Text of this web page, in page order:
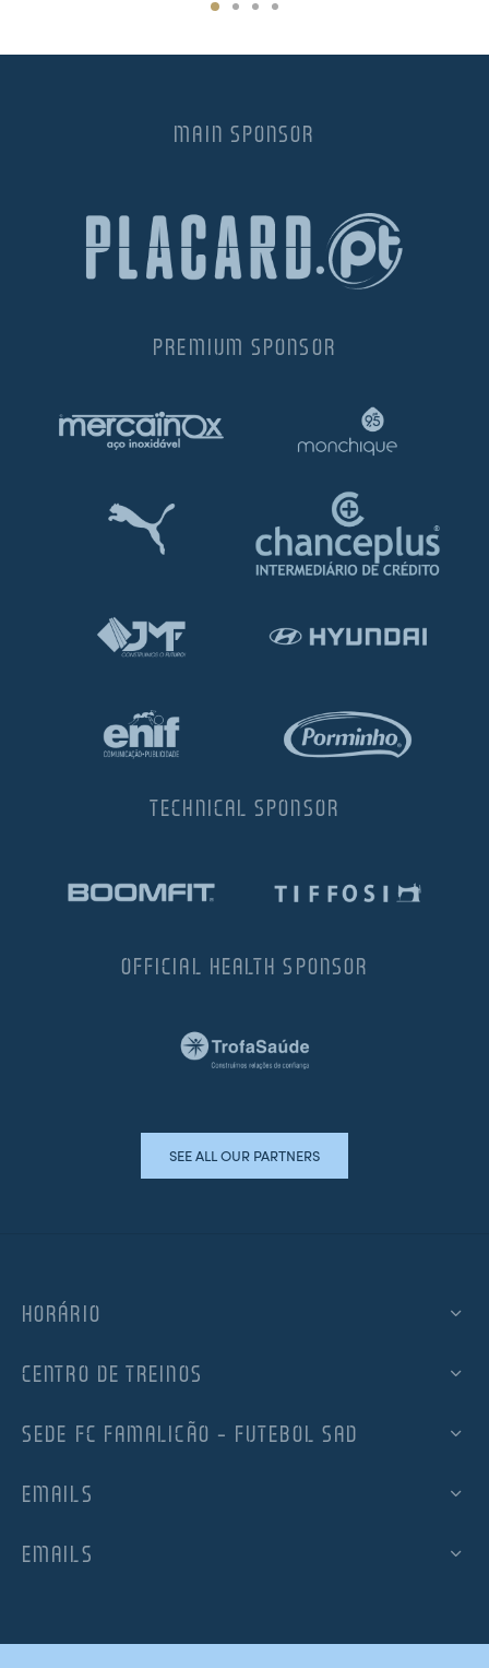
MAIN SPONSOR
PREMIUM SPONSOR
TECHNICAL SPONSOR
OFFICIAL HEALTH SPONSOR
SEE ALL OUR PARTNERS
HORÁRIO
CENTRO DE TREINOS
SEDE FC FAMALICÃO – FUTEBOL SAD
EMAILS
EMAILS